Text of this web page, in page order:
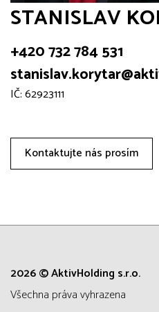
STANISLAV
+420 732 784 531
IČ: 62923111
Kontaktujte nás prosím
2026 © AktivHolding s.r.o.
všechna práva vyhrazena